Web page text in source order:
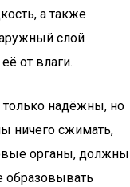
а также
слой
от влаги.
надёжны, но
ничего сжимать,
органы, должны